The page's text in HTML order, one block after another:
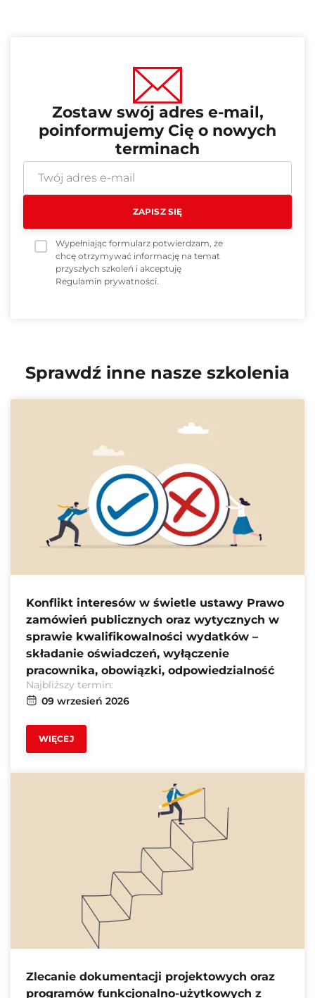
Zostaw swój adres e-mail,
poinformujemy Cię o nowych
terminach
Wypełniając formularz potwierdzam, że
chcę otrzymywać informację na temat
przyszłych szkoleń i akceptuję
Regulamin prywatności
Sprawdź inne nasze szkolenia
Konflikt interesów w świetle ustawy Prawo
zamówień publicznych oraz wytycznych w
sprawie kwalifikowalności wydatków –
składanie oświadczeń, wyłączenie
pracownika, obowiązki, odpowiedzialność
Najbliższy termin:
09 wrzesień 2026
WIĘCEJ
Zlecanie dokumentacji projektowych oraz
programów funkcjonalno-użytkowych z